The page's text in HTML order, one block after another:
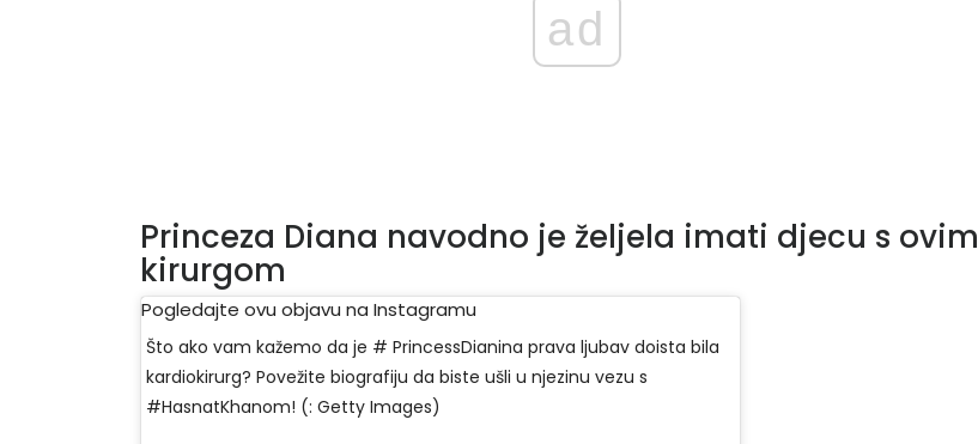
ad
Princeza Diana navodno je željela imati djecu s ovim
kirurgom
Pogledajte ovu objavu na Instagramu
Što ako vam kažemo da je # PrincessDianina prava ljubav doista bila
kardiokirurg? Povežite biografiju da biste ušli u njezinu vezu s
#HasnatKhanom! (: Getty Images)